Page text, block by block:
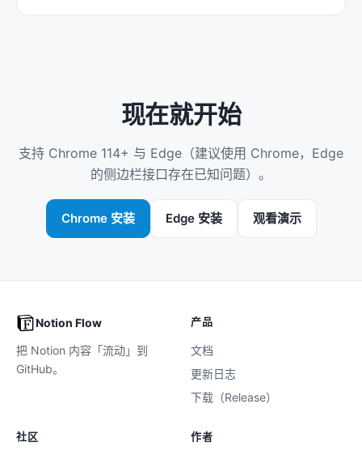
现在就开始
支持 Chrome 114+ 与 Edge（建议使用 Chrome，Edge
的侧边栏接口存在已知问题）。
Chrome 安装 Edge 安装 观看演示
Notion Flow
把 Notion 内容「流动」到
GitHub。
产品
文档
更新日志
下载（Release）
社区 作者